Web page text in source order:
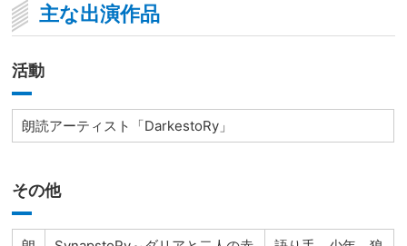
主な出演作品
活動
朗読アーティスト「DarkestoRy」
その他